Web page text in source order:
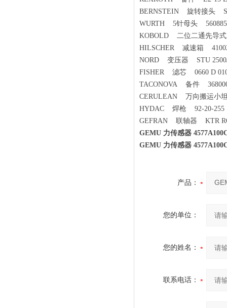
BERNSTEIN 旋转接头
WURTH 5针母头 560885
KOBOLD 二位二通先导
HILSCHER 减速箱
NORD 变压器 STU
FISHER 滤芯 0660 D 010
TACONOVA 备件
CERULEAN 万向搬运小
HYDAC 焊枪 92-20-255
GEFRAN 联轴器 KTR
GEMU 力传感器
GEMU 力传感器
产品：
您的单位：
您的姓名：
联系电话：